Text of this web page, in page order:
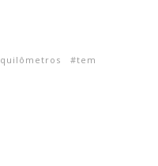
quilômetros
tem